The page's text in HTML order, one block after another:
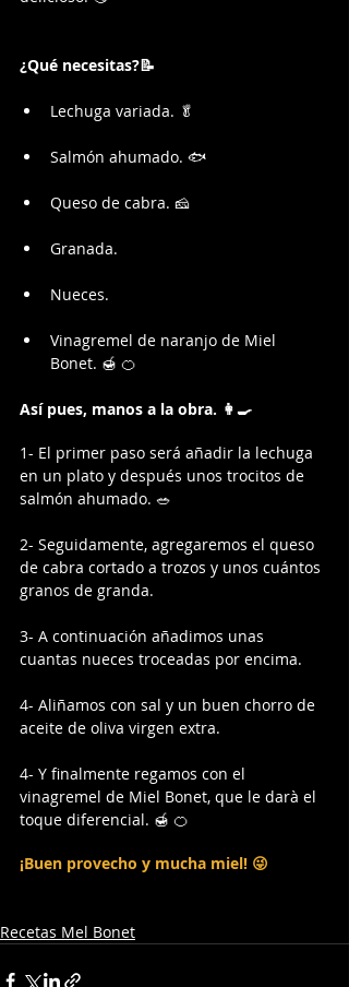
¿Qué necesitas?📝
Lechuga variada. 🥬
Salmón ahumado. 🐟
Queso de cabra. 🧀
Granada.
Nueces.
Vinagremel de naranjo de Miel
Bonet. 🍯 🍊
Así pues, manos a la obra. 👩‍🍳
1- El primer paso será añadir la lechuga
en un plato y después unos trocitos de
salmón ahumado. 🥗
2- Seguidamente, agregaremos el queso
de cabra cortado a trozos y unos cuántos
granos de granda.
3- A continuación añadimos unas
cuantas nueces troceadas por encima.
4- Aliñamos con sal y un buen chorro de
aceite de oliva virgen extra.
4- Y finalmente regamos con el
vinagremel de Miel Bonet, que le darà el
toque diferencial. 🍯 🍊
¡Buen provecho y mucha miel! 😜
Recetas Mel Bonet